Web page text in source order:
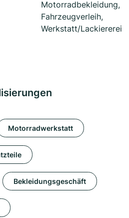
Motorradbekleidung,
Fahrzeugverleih,
Werkstatt/Lackiererei
Motorradwerkstatt
Bekleidungsgeschäft